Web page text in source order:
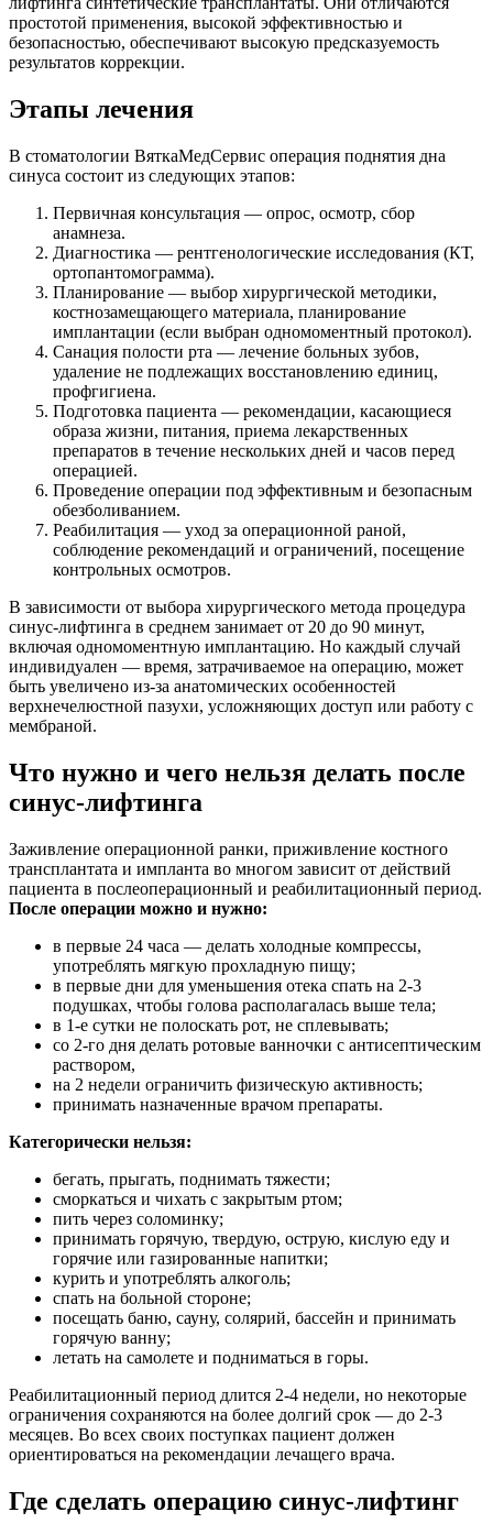
простотой применения, высокой эффективностью и
безопасностью, обеспечивают высокую предсказуемость
результатов коррекции.
Этапы лечения
В стоматологии ВяткаМедСервис операция поднятия дна
синуса состоит из следующих этапов:
Первичная консультация — опрос, осмотр, сбор
анамнеза.
Диагностика — рентгенологические исследования (КТ,
ортопантомограмма).
Планирование — выбор хирургической методики,
костнозамещающего материала, планирование
имплантации (если выбран одномоментный протокол).
Санация полости рта — лечение больных зубов,
удаление не подлежащих восстановлению единиц,
профгигиена.
Подготовка пациента — рекомендации, касающиеся
образа жизни, питания, приема лекарственных
препаратов в течение нескольких дней и часов перед
операцией.
Проведение операции под эффективным и безопасным
обезболиванием.
Реабилитация — уход за операционной раной,
соблюдение рекомендаций и ограничений, посещение
контрольных осмотров.
В зависимости от выбора хирургического метода процедура
синус-лифтинга в среднем занимает от 20 до 90 минут,
включая одномоментную имплантацию. Но каждый случай
индивидуален — время, затрачиваемое на операцию, может
быть увеличено из-за анатомических особенностей
верхнечелюстной пазухи, усложняющих доступ или работу с
мембраной.
Что нужно и чего нельзя делать после
синус-лифтинга
Заживление операционной ранки, приживление костного
трансплантата и импланта во многом зависит от действий
пациента в послеоперационный и реабилитационный период.
После операции можно и нужно:
в первые 24 часа — делать холодные компрессы,
употреблять мягкую прохладную пищу;
в первые дни для уменьшения отека спать на 2-3
подушках, чтобы голова располагалась выше тела;
в 1-е сутки не полоскать рот, не сплевывать;
со 2-го дня делать ротовые ванночки с антисептическим
раствором,
на 2 недели ограничить физическую активность;
принимать назначенные врачом препараты.
Категорически нельзя:
бегать, прыгать, поднимать тяжести;
сморкаться и чихать с закрытым ртом;
пить через соломинку;
принимать горячую, твердую, острую, кислую еду и
горячие или газированные напитки;
курить и употреблять алкоголь;
спать на больной стороне;
посещать баню, сауну, солярий, бассейн и принимать
горячую ванну;
летать на самолете и подниматься в горы.
Реабилитационный период длится 2-4 недели, но некоторые
ограничения сохраняются на более долгий срок — до 2-3
месяцев. Во всех своих поступках пациент должен
ориентироваться на рекомендации лечащего врача.
Где сделать операцию синус-лифтинг